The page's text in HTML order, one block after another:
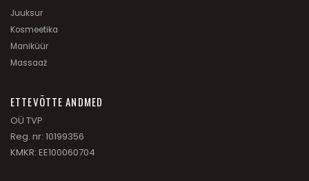
Juuksur
Kosmeetika
Maniküür
Massaaž
ETTEVÕTTE ANDMED
OÜ TVP
Reg. nr: 10199356
KMKR: EE100060704